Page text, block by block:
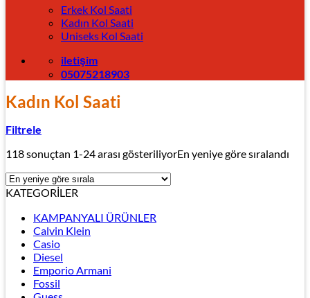
Erkek Kol Saati
Kadın Kol Saati
Uniseks Kol Saati
iletişim
05075218903
Kadın Kol Saati
Filtrele
118 sonuçtan 1-24 arası gösteriliyorEn yeniye göre sıralandı
KATEGORİLER
KAMPANYALI ÜRÜNLER
Calvin Klein
Casio
Diesel
Emporio Armani
Fossil